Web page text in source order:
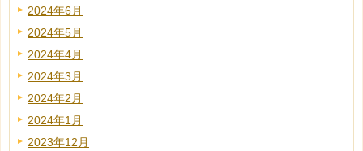
2024年6月
2024年5月
2024年4月
2024年3月
2024年2月
2024年1月
2023年12月